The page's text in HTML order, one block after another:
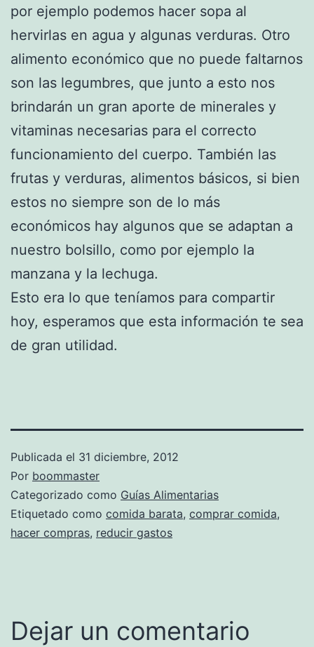
por ejemplo podemos hacer sopa al
hervirlas en agua y algunas verduras. Otro
alimento económico que no puede faltarnos
son las legumbres, que junto a esto nos
brindarán un gran aporte de minerales y
vitaminas necesarias para el correcto
funcionamiento del cuerpo. También las
frutas y verduras, alimentos básicos, si bien
estos no siempre son de lo más
económicos hay algunos que se adaptan a
nuestro bolsillo, como por ejemplo la
manzana y la lechuga.
Esto era lo que teníamos para compartir
hoy, esperamos que esta información te sea
de gran utilidad.
Publicada el 31 diciembre, 2012
Por boommaster
Categorizado como Guías Alimentarias
Etiquetado como comida barata, comprar comida,
hacer compras, reducir gastos
Dejar un comentario